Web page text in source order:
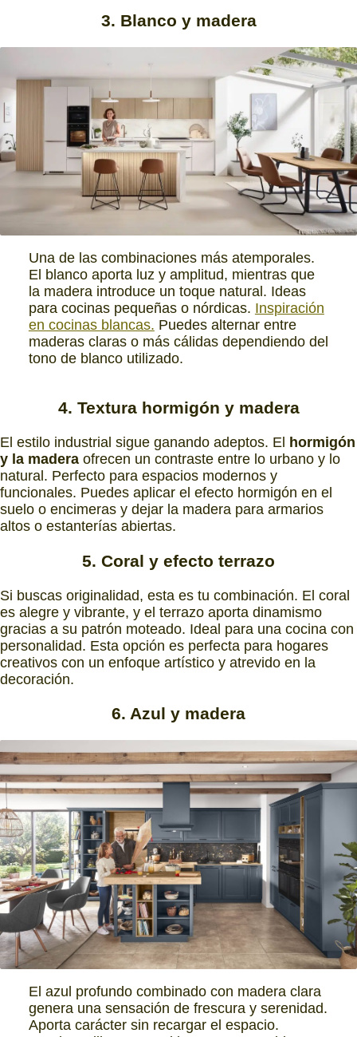
3. Blanco y madera
Una de las combinaciones más atemporales.
El blanco aporta luz y amplitud, mientras que
la madera introduce un toque natural. Ideas
para cocinas pequeñas o nórdicas. Inspiración
en cocinas blancas. Puedes alternar entre
maderas claras o más cálidas dependiendo del
tono de blanco utilizado.
4. Textura hormigón y madera
El estilo industrial sigue ganando adeptos. El hormigón
y la madera ofrecen un contraste entre lo urbano y lo
natural. Perfecto para espacios modernos y
funcionales. Puedes aplicar el efecto hormigón en el
suelo o encimeras y dejar la madera para armarios
altos o estanterías abiertas.
5. Coral y efecto terrazo
Si buscas originalidad, esta es tu combinación. El coral
es alegre y vibrante, y el terrazo aporta dinamismo
gracias a su patrón moteado. Ideal para una cocina con
personalidad. Esta opción es perfecta para hogares
creativos con un enfoque artístico y atrevido en la
decoración.
6. Azul y madera
El azul profundo combinado con madera clara
genera una sensación de frescura y serenidad.
Aporta carácter sin recargar el espacio.